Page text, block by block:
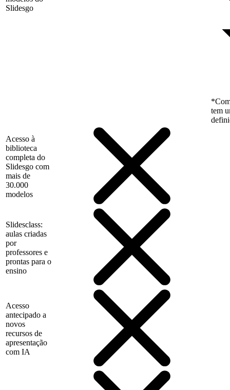
Slidesgo
tem
Acesso à
biblioteca
completa do
Slidesgo com
mais de
30.000
modelos
Slidesclass:
aulas criadas
por
professores e
prontas para o
ensino
Acesso
antecipado a
novos
recursos de
apresentação
com IA